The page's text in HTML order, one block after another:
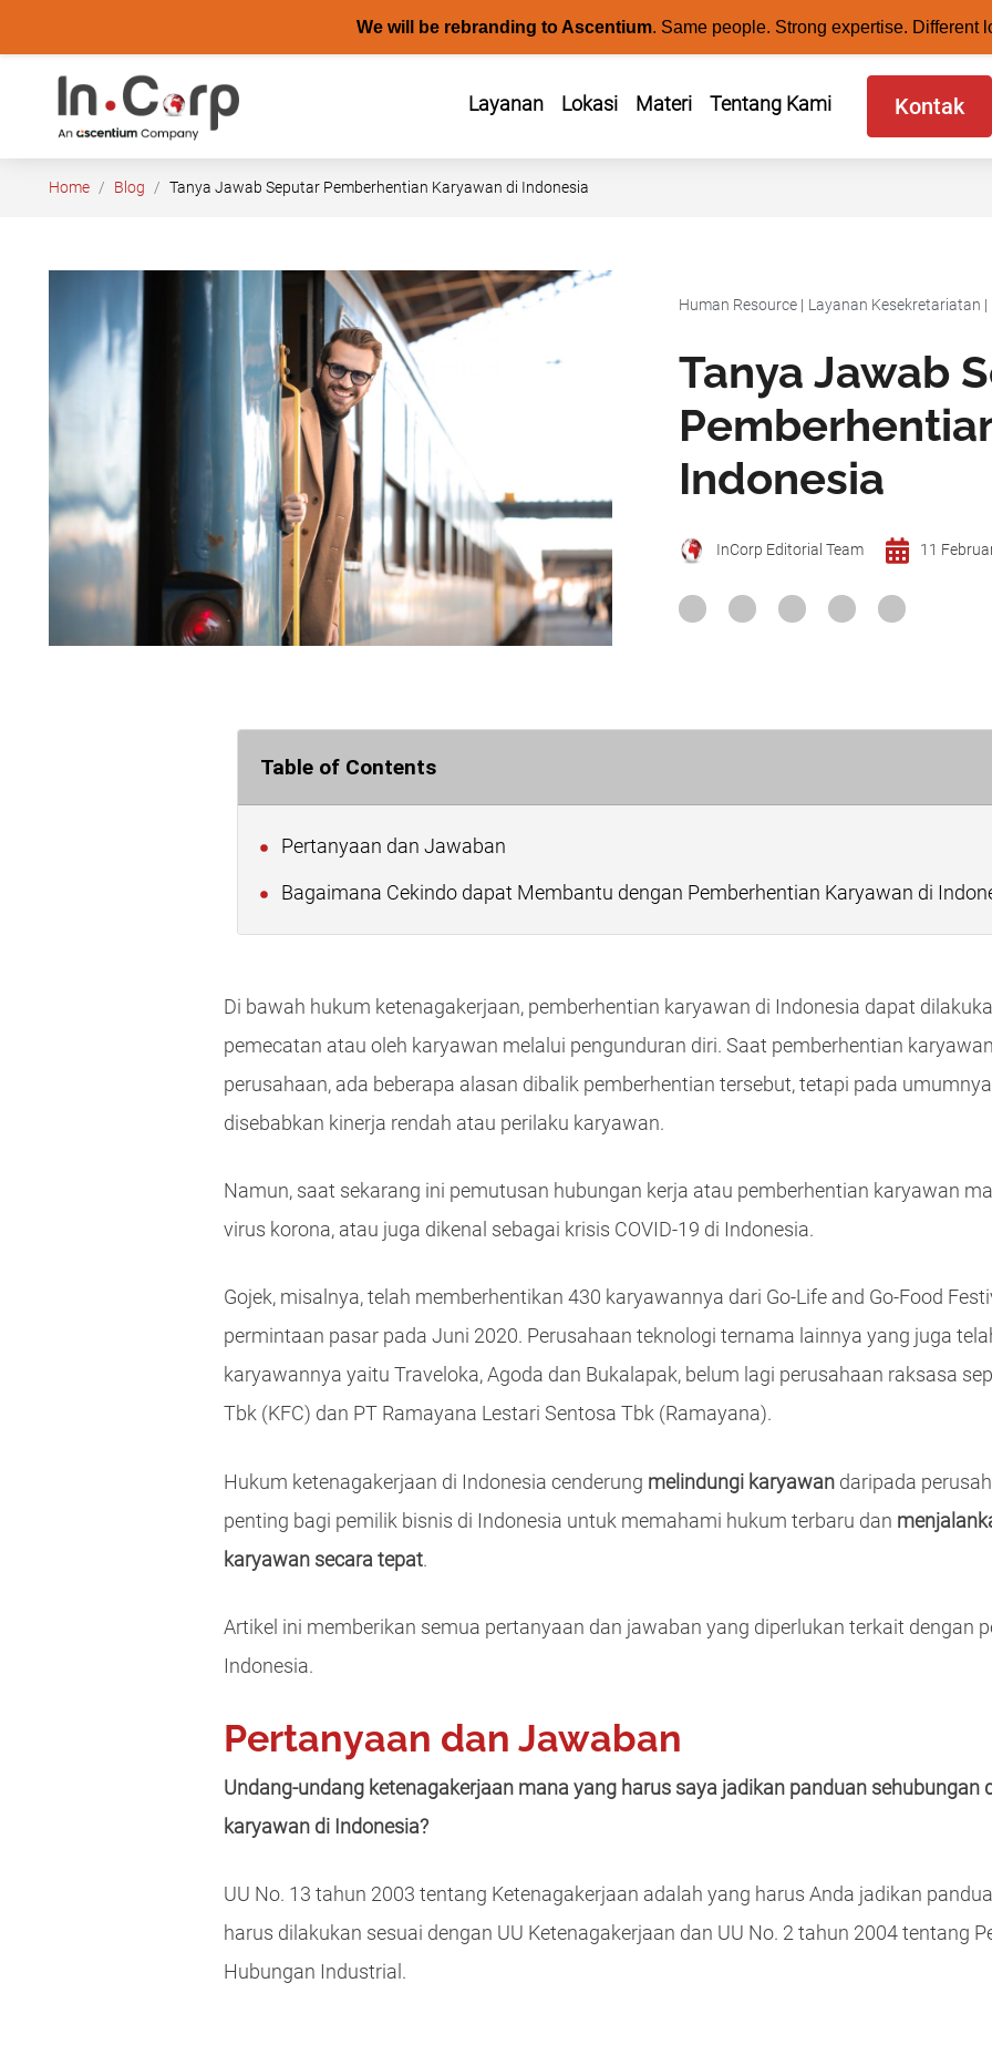
We will be rebranding to Ascentium. Same people. Strong expertise. Different
content
Layanan Lokasi Materi Tentang Kami Kontak
Home Blog Tanya Jawab Seputar Pemberhentian Karyawan di Indonesia
Human Resource | Layanan Kesekretariatan |
Tanya Jawab
Indonesia
InCorp Editorial Team 11
Table of Contents
Pertanyaan dan Jawaban
Bagaimana Cekindo dapat Membantu dengan Pemberhentian Karyawan di
Di bawah hukum ketenagakerjaan, pemberhentian karyawan di Indonesia dapat
pemecatan atau oleh karyawan melalui pengunduran diri. Saat pemberhentian
perusahaan, ada beberapa alasan dibalik pemberhentian tersebut, tetapi pada
disebabkan kinerja rendah atau perilaku karyawan.
Namun, saat sekarang ini pemutusan hubungan kerja atau pemberhentian karyawan
virus korona, atau juga dikenal sebagai krisis COVID-19 di Indonesia.
Gojek, misalnya, telah memberhentikan 430 karyawannya dari Go-Life and Go-Food
permintaan pasar pada Juni 2020. Perusahaan teknologi ternama lainnya yang juga
karyawannya yaitu Traveloka, Agoda dan Bukalapak, belum lagi perusahaan raksasa
Tbk (KFC) dan PT Ramayana Lestari Sentosa Tbk (Ramayana).
Hukum ketenagakerjaan di Indonesia cenderung melindungi karyawan daripada
penting bagi pemilik bisnis di Indonesia untuk memahami hukum terbaru dan
karyawan secara tepat.
Artikel ini memberikan semua pertanyaan dan jawaban yang diperlukan terkait dengan
Indonesia.
Pertanyaan dan Jawaban
Undang-undang ketenagakerjaan mana yang harus saya jadikan panduan sehubungan
karyawan di Indonesia?
UU No. 13 tahun 2003 tentang Ketenagakerjaan adalah yang harus Anda jadikan
harus dilakukan sesuai dengan UU Ketenagakerjaan dan UU No. 2 tahun 2004 tentang
Hubungan Industrial.